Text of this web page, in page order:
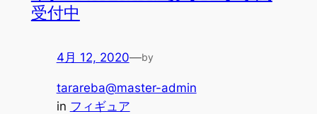
受付中
4月 12, 2020—by
tarareba@master-admin
in フィギュア